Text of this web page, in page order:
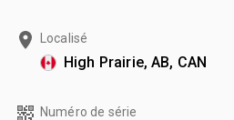
Localisé
High Prairie, AB, CAN
Numéro de série